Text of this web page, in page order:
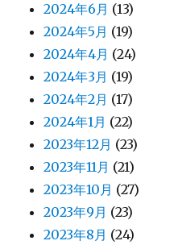
2024年6月 (13)
2024年5月 (19)
2024年4月 (24)
2024年3月 (19)
2024年2月 (17)
2024年1月 (22)
2023年12月 (23)
2023年11月 (21)
2023年10月 (27)
2023年9月 (23)
2023年8月 (24)